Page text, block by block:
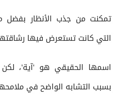
تمكنت من جذب الأنظار بفضل
التي كانت تستعرض فيها
اسمها الحقيقي هو 'آية'، لكن
بسبب التشابه الواضح في